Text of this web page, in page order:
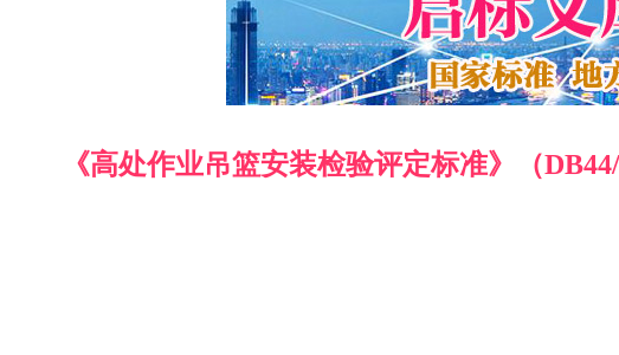
《高处作业吊篮安装检验评定标准》（